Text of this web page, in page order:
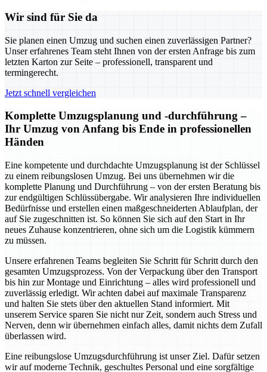
Wir sind für Sie da
Sie planen einen Umzug und suchen einen zuverlässigen Partner?
Unser erfahrenes Team steht Ihnen von der ersten Anfrage bis zum
letzten Karton zur Seite – professionell, transparent und
termingerecht.
Jetzt schnell vergleichen
Komplette Umzugsplanung und -durchführung –
Ihr Umzug von Anfang bis Ende in professionellen
Händen
Eine kompetente und durchdachte Umzugsplanung ist der Schlüssel
zu einem reibungslosen Umzug. Bei uns übernehmen wir die
komplette Planung und Durchführung – von der ersten Beratung bis
zur endgültigen Schlüssübergabe. Wir analysieren Ihre individuellen
Bedürfnisse und erstellen einen maßgeschneiderten Ablaufplan, der
auf Sie zugeschnitten ist. So können Sie sich auf den Start in Ihr
neues Zuhause konzentrieren, ohne sich um die Logistik kümmern
zu müssen.
Unsere erfahrenen Teams begleiten Sie Schritt für Schritt durch den
gesamten Umzugsprozess. Von der Verpackung über den Transport
bis hin zur Montage und Einrichtung – alles wird professionell und
zuverlässig erledigt. Wir achten dabei auf maximale Transparenz
und halten Sie stets über den aktuellen Stand informiert. Mit
unserem Service sparen Sie nicht nur Zeit, sondern auch Stress und
Nerven, denn wir übernehmen einfach alles, damit nichts dem Zufall
überlassen wird.
Eine reibungslose Umzugsdurchführung ist unser Ziel. Dafür setzen
wir auf moderne Technik, geschultes Personal und eine sorgfältige